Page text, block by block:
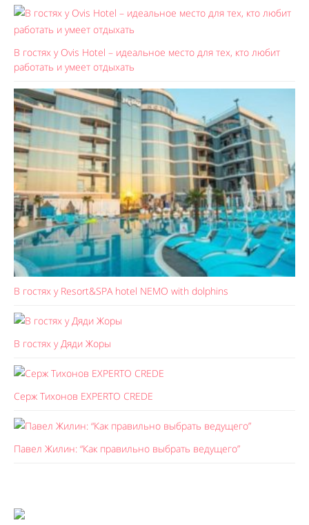
В гостях у Ovis Hotel – идеальное место для тех, кто любит
работать и умеет отдыхать
В гостях у Resort&SPA hotel NEMO with dolphins
В гостях у Дяди Жоры
Серж Тихонов EXPERTO CREDE
Павел Жилин: “Как правильно выбрать ведущего”